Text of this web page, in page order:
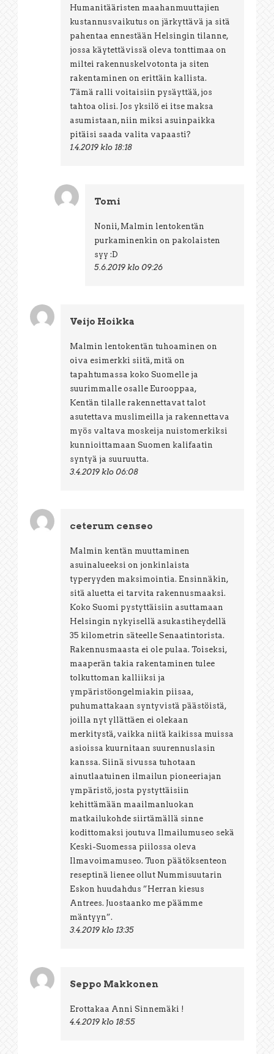
Humanitääristen maahanmuuttajien
kustannusvaikutus on järkyttävä ja sitä
pahentaa ennestään Helsingin tilanne,
jossa käytettävissä oleva tonttimaa on
miltei rakennuskelvotonta ja siten
rakentaminen on erittäin kallista.
Tämä ralli voitaisiin pysäyttää, jos
tahtoa olisi. Jos yksilö ei itse maksa
asumistaan, niin miksi asuinpaikka
pitäisi saada valita vapaasti?
1.4.2019 klo 18:18
Tomi
Nonii, Malmin lentokentän
purkaminenkin on pakolaisten
syy :D
5.6.2019 klo 09:26
Veijo Hoikka
Malmin lentokentän tuhoaminen on
oiva esimerkki siitä, mitä on
tapahtumassa koko Suomelle ja
suurimmalle osalle Eurooppaa,
Kentän tilalle rakennettavat talot
asutettava muslimeilla ja rakennettava
myös valtava moskeija nuistomerkiksi
kunnioittamaan Suomen kalifaatin
syntyä ja suuruutta.
3.4.2019 klo 06:08
ceterum censeo
Malmin kentän muuttaminen
asuinalueeksi on jonkinlaista
typeryyden maksimointia. Ensinnäkin,
sitä aluetta ei tarvita rakennusmaaksi.
Koko Suomi pystyttäisiin asuttamaan
Helsingin nykyisellä asukastiheydellä
35 kilometrin säteelle Senaatintorista.
Rakennusmaasta ei ole pulaa. Toiseksi,
maaperän takia rakentaminen tulee
tolkuttoman kalliiksi ja
ympäristöongelmiakin piisaa,
puhumattakaan syntyvistä päästöistä,
joilla nyt yllättäen ei olekaan
merkitystä, vaikka niitä kaikissa muissa
asioissa kuurnitaan suurennuslasin
kanssa. Siinä sivussa tuhotaan
ainutlaatuinen ilmailun pioneeriajan
ympäristö, josta pystyttäisiin
kehittämään maailmanluokan
matkailukohde siirtämällä sinne
kodittomaksi joutuva Ilmailumuseo sekä
Keski-Suomessa piilossa oleva
Ilmavoimamuseo. Tuon päätöksenteon
reseptinä lienee ollut Nummisuutarin
Eskon huudahdus ”Herran kiesus
Antrees. Juostaanko me päämme
mäntyyn”.
3.4.2019 klo 13:35
Seppo Makkonen
Erottakaa Anni Sinnemäki !
4.4.2019 klo 18:55